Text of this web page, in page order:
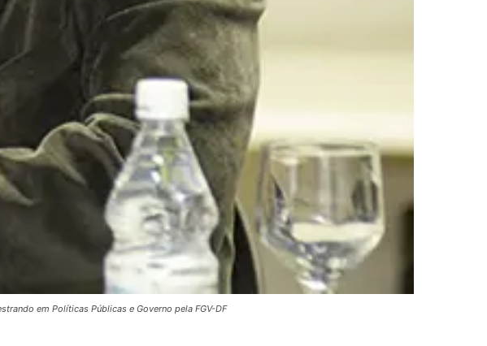
em Políticas Públicas e Governo pela FGV-DF